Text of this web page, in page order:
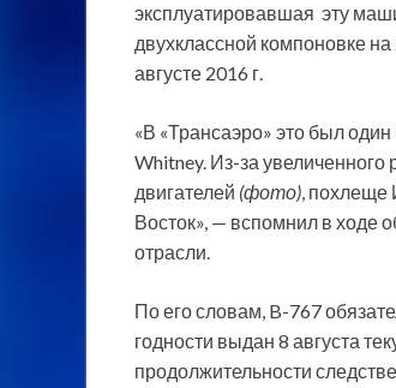
эксплуатировавшая эту
двухклассной компоновке
августе 2016 г.
«В «Трансаэро» это был
Whitney. Из-за
двигателей (фото), похлеще
Восток», — вспомнил в ходе
отрасли.
По его словам, B-767
годности выдан 8 августа
продолжительности